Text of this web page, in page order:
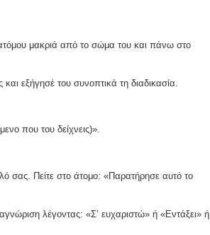
μακριά από το σώμα του και πάνω στο
εξήγησέ του συνοπτικά τη διαδικασία.
που του δείχνεις)».
σας. Πείτε στο άτομο: «Παρατήρησε αυτό το
λέγοντας: «Σ’ ευχαριστώ» ή «Εντάξει» ή